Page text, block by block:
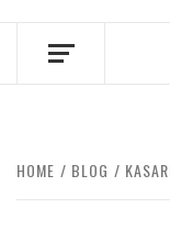
HOME BLOG